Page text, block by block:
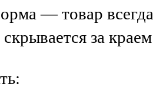
— товар всегда
скрывается за